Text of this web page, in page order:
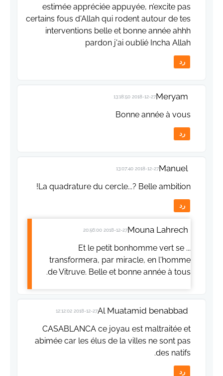
estimée appréciée appuyée, n’excite pas
certains fous d'Allah qui rodent autour de tes
interventions belle et bonne année ahhh
pardon j'ai oublié Incha Allah
رد
Meryam
2018-12-27 13:18:50
Bonne année à vous
رد
Manuel
2018-12-27 13:07:40
La quadrature du cercle...? Belle ambition!
رد
Mouna Lahrech
2018-12-27 20:56:00
... Et le petit bonhomme vert se
transformera, par miracle, en l'homme
de Vitruve. Belle et bonne année à tous.
Al Muatamid benabbad
2018-12-27 12:12:02
CASABLANCA ce joyau est maltraitée et
abimée car les élus de la villes ne sont pas
des natifs.
رد